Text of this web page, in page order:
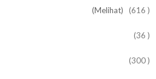
(Melihat) (616 )
(36 )
(300 )